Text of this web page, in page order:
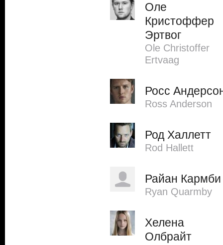
Оле
Кристоффер
Эртвог
Ole Christoffer
Ertvaag
Росс
Ross Anderson
Род Халлетт
Rod Hallett
Райан Кармби
Ryan Quarmby
Хелена
Олбрайт